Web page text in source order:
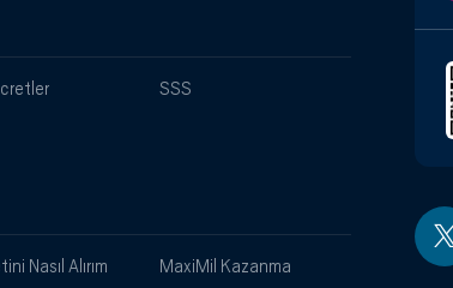
SSS
Nasıl Alırım MaxiMil Kazanma